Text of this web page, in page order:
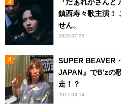
『だぁれかさん
鎮西寿々歌主演！
せん。
2026.07.25
SUPER BEAVER
JAPAN』でB’zの
走！？
2017.08.14